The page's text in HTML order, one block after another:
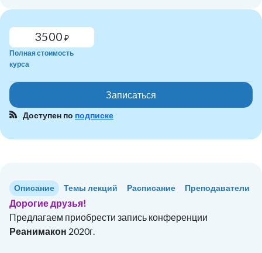
3500 ₽
Полная стоимость
курса
Записаться
Доступен по подписке
Описание Темы лекций Расписание Преподаватели
Дорогие друзья!
Предлагаем приобрести запись конференции
Реанимакон 2020г.